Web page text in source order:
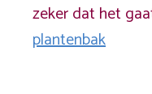
zeker dat het
plantenbak